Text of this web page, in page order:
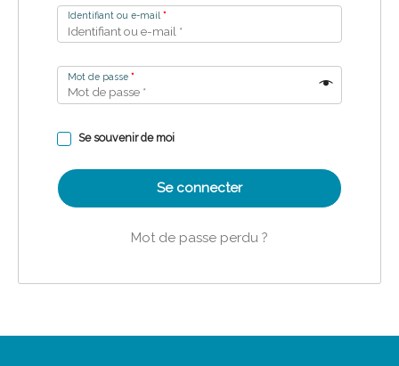
Identifiant ou e-mail *
Mot de passe *
Se souvenir de moi
Se connecter
Mot de passe perdu ?